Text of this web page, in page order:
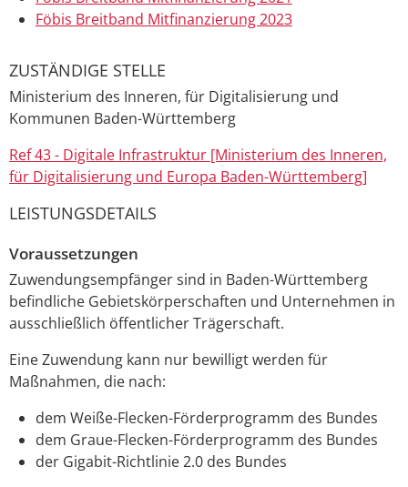
Föbis Breitband Mitfinanzierung 2023
ZUSTÄNDIGE STELLE
Ministerium des Inneren, für Digitalisierung und
Kommunen Baden-Württemberg
Ref 43 - Digitale Infrastruktur [Ministerium des Inneren,
für Digitalisierung und Europa Baden-Württemberg]
LEISTUNGSDETAILS
Voraussetzungen
Zuwendungsempfänger sind in Baden-Württemberg
befindliche Gebietskörperschaften und Unternehmen in
ausschließlich öffentlicher Trägerschaft.
Eine Zuwendung kann nur bewilligt werden für
Maßnahmen, die nach:
dem Weiße-Flecken-Förderprogramm des Bundes
dem Graue-Flecken-Förderprogramm des Bundes
der Gigabit-Richtlinie 2.0 des Bundes